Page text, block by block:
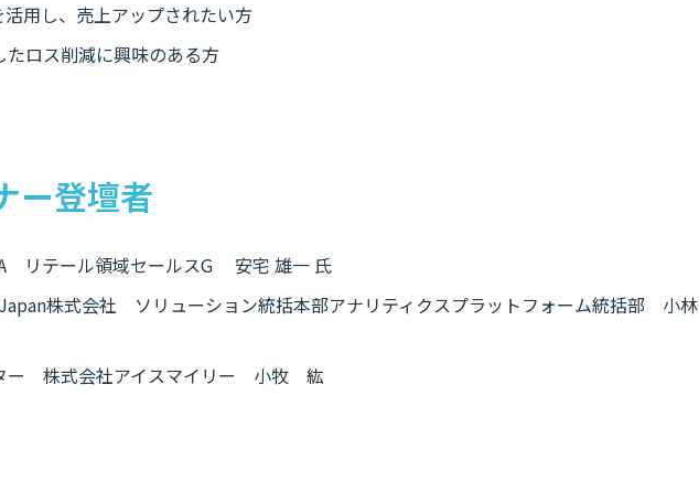
活用し、売上アップされたい方
たロス削減に興味のある方
ー登壇者
リテール領域セールスG 安宅 雄一 氏
株式会社 ソリューション統括本部アナリティクスプラットフォーム統括部 小林
ー 株式会社アイスマイリー 小牧 紘